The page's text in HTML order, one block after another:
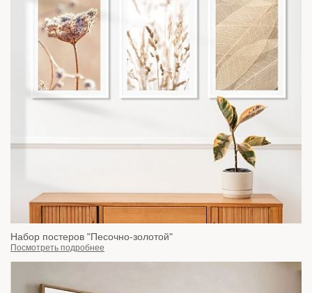
Набор постеров "Песочно-золотой"
Посмотреть подробнее